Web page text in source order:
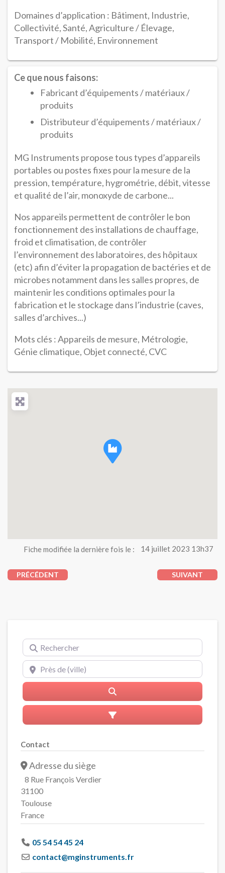
Domaines d’application : Bâtiment, Industrie,
Collectivité, Santé, Agriculture / Élevage,
Transport / Mobilité, Environnement
Ce que nous faisons:
Fabricant d’équipements / matériaux /
produits
Distributeur d’équipements / matériaux /
produits
MG Instruments propose tous types d’appareils
portables ou postes fixes pour la mesure de la
pression, température, hygrométrie, débit, vitesse
et qualité de l’air, monoxyde de carbone...
Nos appareils permettent de contrôler le bon
fonctionnement des installations de chauffage,
froid et climatisation, de contrôler
l’environnement des laboratoires, des hôpitaux
(etc) afin d’éviter la propagation de bactéries et de
microbes notamment dans les salles propres, de
maintenir les conditions optimales pour la
fabrication et le stockage dans l’industrie (caves,
salles d’archives...)
Mots clés : Appareils de mesure, Métrologie,
Génie climatique, Objet connecté, CVC
Fiche modifiée la dernière fois le : 14 juillet 2023 13h37
PRÉCÉDENT SUIVANT
Rechercher
Près de (ville)
Advanced Filters
Contact
Adresse du siège
8 Rue François Verdier
31100
Toulouse
France
05 54 54 45 24
contact@mginstruments.fr